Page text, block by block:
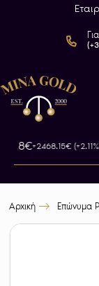
+2468.15€ (+2.11%)
Αρχική Επώνυμα